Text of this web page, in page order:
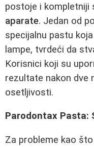
postoje i kompletniji
aparate. Jedan od
specijalnu pastu
lampe, tvrdeći da
Korisnici koji su
rezultate nakon dve
osetljivosti.
Parodontax Pasta:
Za probleme kao